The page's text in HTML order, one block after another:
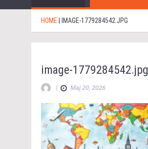
HOME IMAGE-1779284542.JPG
image-1779284542.jpg
| Maj 20, 2026